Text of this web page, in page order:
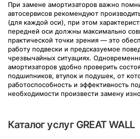
При замене амортизаторов важно
автосервисов рекомендуют
(для каждой оси), при этом
передней оси должны максимально
практической точки зрения — это
работу подвески и предсказуемое
чрезвычайных ситуациях.
амортизаторов удобно проверить
подшипников, втулок и подушек, от
работоспособность и эффективность
необходимости произвести замену
Каталог услуг GREAT WALL